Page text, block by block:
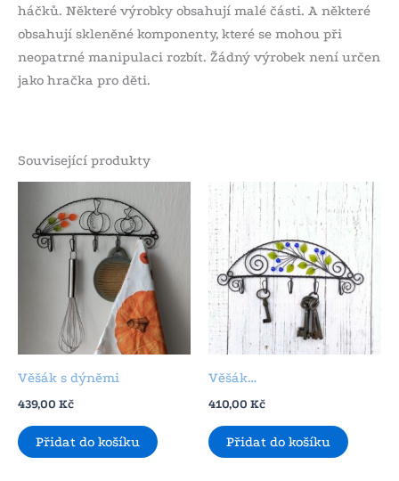
háčků. Některé výrobky obsahují malé části. A některé
obsahují skleněné komponenty, které se mohou při
neopatrné manipulaci rozbít. Žádný výrobek není určen
jako hračka pro děti.
Související produkty
Věšák s dýněmi
439,00 Kč
Přidat do košíku
Věšák…
410,00 Kč
Přidat do košíku